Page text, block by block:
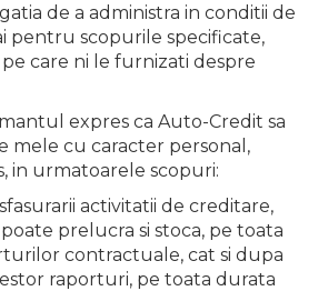
de a administra in conditii de
pentru scopurile specificate,
care ni le furnizati despre
expres ca Auto-Credit sa
mele cu caracter personal,
in urmatoarele scopuri:
activitatii de creditare,
prelucra si stoca, pe toata
contractuale, cat si dupa
raporturi, pe toata durata